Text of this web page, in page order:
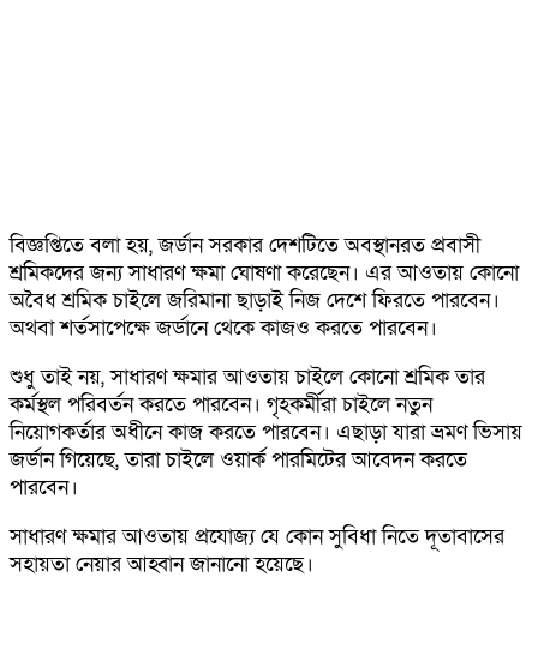
বিজ্ঞপ্তিতে বলা হয়, জর্ডান সরকার দেশটিতে অবস্থানরত প্রবাসী
শ্রমিকদের জন্য সাধারণ ক্ষমা ঘোষণা করেছেন। এর আওতায় কোনো
অবৈধ শ্রমিক চাইলে জরিমানা ছাড়াই নিজ দেশে ফিরতে পারবেন।
অথবা শর্তসাপেক্ষে জর্ডানে থেকে কাজও করতে পারবেন।
শুধু তাই নয়, সাধারণ ক্ষমার আওতায় চাইলে কোনো শ্রমিক তার
কর্মস্থল পরিবর্তন করতে পারবেন। গৃহকর্মীরা চাইলে নতুন
নিয়োগকর্তার অধীনে কাজ করতে পারবেন। এছাড়া যারা ভ্রমণ ভিসায়
জর্ডান গিয়েছে, তারা চাইলে ওয়ার্ক পারমিটের আবেদন করতে
পারবেন।
সাধারণ ক্ষমার আওতায় প্রযোজ্য যে কোন সুবিধা নিতে দূতাবাসের
সহায়তা নেয়ার আহ্বান জানানো হয়েছে।